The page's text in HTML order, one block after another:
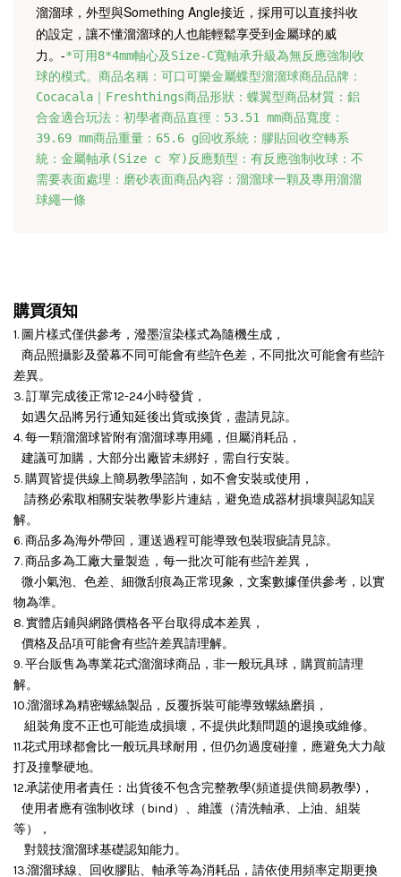
溜溜球， 外型與Something Angle接近，採用可以直接抖收
的設定， 讓不懂溜溜球的人也能輕鬆享受到金屬球的威
力。 -*可用8*4mm軸心及Size-C寬軸承升級為無反應強制收
球的模式。 商品名稱：可口可樂金屬蝶型溜溜球商品品牌：
Cocacala｜Freshthings商品形狀：蝶翼型商品材質：鋁
合金適合玩法：初學者商品直徑：53.51 mm商品寬度：
39.69 mm商品重量：65.6 g回收系統：膠貼回收空轉系
統：金屬軸承(Size c 窄)反應類型：有反應強制收球：不
需要表面處理：磨砂表面商品內容：溜溜球一顆及專用溜溜
球繩一條
購買須知
1. 圖片樣式僅供參考，潑墨渲染樣式為隨機生成，
商品照攝影及螢幕不同可能會有些許色差，不同批次可能會有些許
差異。
3. 訂單完成後正常12-24小時發貨，
如遇欠品將另行通知延後出貨或換貨，盡請見諒。
4. 每一顆溜溜球皆附有溜溜球專用繩，但屬消耗品，
建議可加購，大部分出廠皆未綁好，需自行安裝。
5. 購買皆提供線上簡易教學諮詢，如不會安裝或使用，
請務必索取相關安裝教學影片連結，避免造成器材損壞與認知誤
解。
6. 商品多為海外帶回，運送過程可能導致包裝瑕疵請見諒。
7. 商品多為工廠大量製造，每一批次可能有些許差異，
微小氣泡、色差、細微刮痕為正常現象，文案數據僅供參考，以實
物為準。
8. 實體店鋪與網路價格各平台取得成本差異，
價格及品項可能會有些許差異請理解。
9. 平台販售為專業花式溜溜球商品，非一般玩具球，購買前請理
解。
10.溜溜球為精密螺絲製品，反覆拆裝可能導致螺絲磨損，
組裝角度不正也可能造成損壞， 不提供此類問題的退換或維修。
11.花式用球都會比一般玩具球耐用，但仍勿過度碰撞，應避免大力敲
打及撞擊硬地。
12.承諾使用者責任：出貨後不包含完整教學(頻道提供簡易教學)，
使用者應有強制收球（bind）、維護（清洗軸承、上油、組裝
等），
對競技溜溜球基礎認知能力。
13.溜溜球線、回收膠貼、軸承等為消耗品，請依使用頻率定期更換